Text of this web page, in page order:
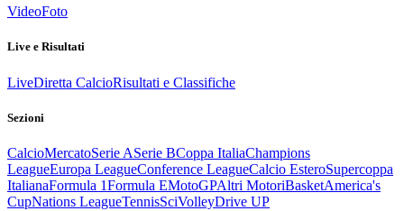
VideoFoto
Live e Risultati
LiveDiretta CalcioRisultati e Classifiche
Sezioni
CalcioMercatoSerie ASerie BCoppa ItaliaChampions
LeagueEuropa LeagueConference LeagueCalcio EsteroSupercoppa
ItalianaFormula 1Formula EMotoGPAltri MotoriBasketAmerica's
CupNations LeagueTennisSciVolleyDrive UP